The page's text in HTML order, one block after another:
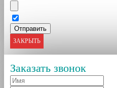
ЗАКРЫТЬ
Заказать звонок